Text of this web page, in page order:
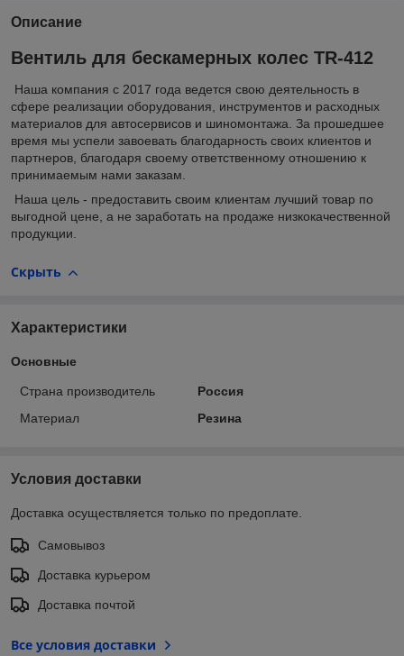
Описание
Вентиль для бескамерных колес TR-412
Наша компания с 2017 года ведется свою деятельность в
сфере реализации оборудования, инструментов и расходных
материалов для автосервисов и шиномонтажа. За прошедшее
время мы успели завоевать благодарность своих клиентов и
партнеров, благодаря своему ответственному отношению к
принимаемым нами заказам.
Наша цель - предоставить своим клиентам лучший товар по
выгодной цене, а не заработать на продаже низкокачественной
продукции.
Скрыть
Характеристики
Основные
Страна производитель
Россия
Материал
Резина
Условия доставки
Доставка осуществляется только по предоплате.
Самовывоз
Доставка курьером
Доставка почтой
Все условия доставки